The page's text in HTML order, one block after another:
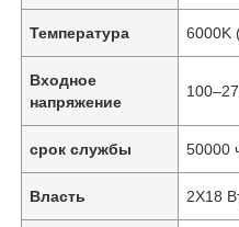
Температура 6000K
Входное
напряжение
срок службы 50000
Власть 2X18